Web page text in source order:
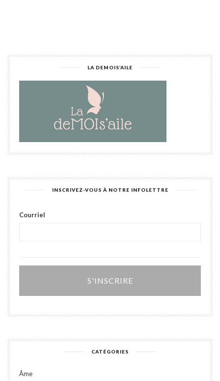
LA DEMOIS’AILE
INSCRIVEZ-VOUS À NOTRE INFOLETTRE
Courriel
CATÉGORIES
Âme